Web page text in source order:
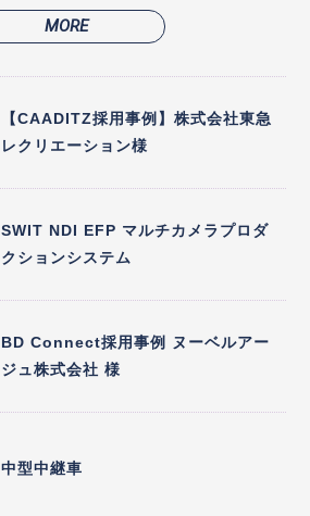
MORE
【CAADITZ採用事例】株式会社東急
レクリエーション様
SWIT NDI EFP マルチカメラプロダ
クションシステム
BD Connect採用事例 ヌーベルアー
ジュ株式会社 様
中型中継車